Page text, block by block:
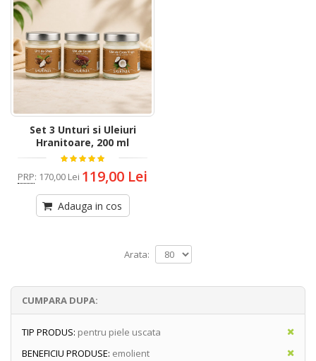
Set 3 Unturi si Uleiuri
Hranitoare, 200 ml
PRP: 170,00 Lei 119,00 Lei
Adauga in cos
Arata:
CUMPARA DUPA:
TIP PRODUS: pentru piele uscata
BENEFICIU PRODUSE: emolient